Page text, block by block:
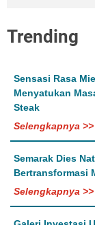
Trending
Sensasi Rasa
Menyatukan
Steak
Selengkapnya >>
Semarak Dies
Bertransformasi
Selengkapnya >>